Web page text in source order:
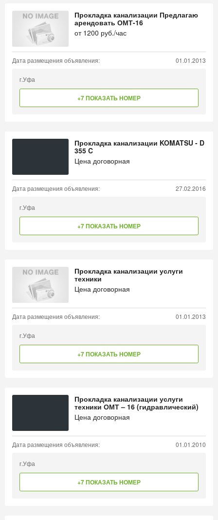
Прокладка канализации Предлагаю
арендовать ОМТ-16
от 1200 руб./час
Дата размещения объявления: 01.01.2013
г.Уфа
+7 ПОКАЗАТЬ НОМЕР
Прокладка канализации KOMATSU - D
355 C
Цена договорная
Дата размещения объявления: 27.02.2016
г.Уфа
+7 ПОКАЗАТЬ НОМЕР
Прокладка канализации услуги
техники
Цена договорная
Дата размещения объявления: 01.01.2013
г.Уфа
+7 ПОКАЗАТЬ НОМЕР
Прокладка канализации услуги
техники ОМТ – 16 (гидравлический)
Цена договорная
Дата размещения объявления: 01.01.2010
г.Уфа
+7 ПОКАЗАТЬ НОМЕР